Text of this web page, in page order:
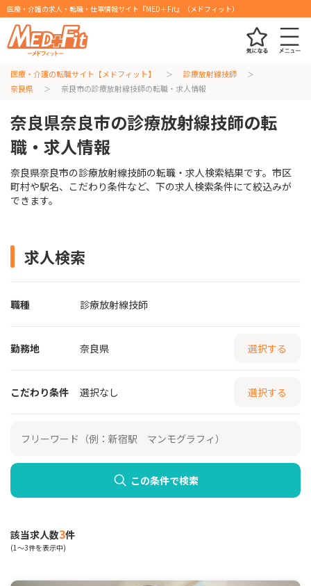
医療・介護の求人・転職・仕事情報サイト『MED＋Fit』（メドフィット）
医療・介護の転職サイト【メドフィット】
診療放射線技師
奈良県
奈良市の診療放射線技師の転職・求人情報
奈良県奈良市の診療放射線技師の転
職・求人情報
奈良県奈良市の診療放射線技師の転職・求人検索結果です。市区
町村や駅名、こだわり条件など、下の求人検索条件にて絞込みが
できます。
求人検索
職種 診療放射線技師
勤務地 奈良県 選択する
こだわり条件 選択なし 選択する
この条件で検索
該当求人数3件
(1～3件を表示中)